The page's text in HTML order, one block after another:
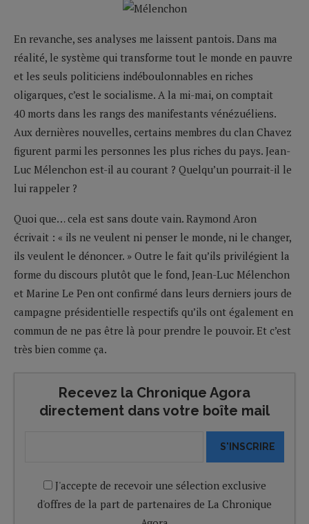
En revanche, ses analyses me laissent pantois. Dans ma
réalité, le système qui transforme tout le monde en pauvre
et les seuls politiciens indéboulonnables en riches
oligarques, c’est le socialisme. A la mi-mai, on comptait
40 morts dans les rangs des manifestants vénézuéliens.
Aux dernières nouvelles, certains membres du clan Chavez
figurent parmi les personnes les plus riches du pays. Jean-
Luc Mélenchon est-il au courant ? Quelqu’un pourrait-il le
lui rappeler ?
Quoi que… cela est sans doute vain. Raymond Aron
écrivait : « ils ne veulent ni penser le monde, ni le changer,
ils veulent le dénoncer. » Outre le fait qu’ils privilégient la
forme du discours plutôt que le fond, Jean-Luc Mélenchon
et Marine Le Pen ont confirmé dans leurs derniers jours de
campagne présidentielle respectifs qu’ils ont également en
commun de ne pas être là pour prendre le pouvoir. Et c’est
très bien comme ça.
Recevez la Chronique Agora
directement dans votre boîte mail
S'INSCRIRE
J'accepte de recevoir une sélection exclusive
d'offres de la part de partenaires de La Chronique